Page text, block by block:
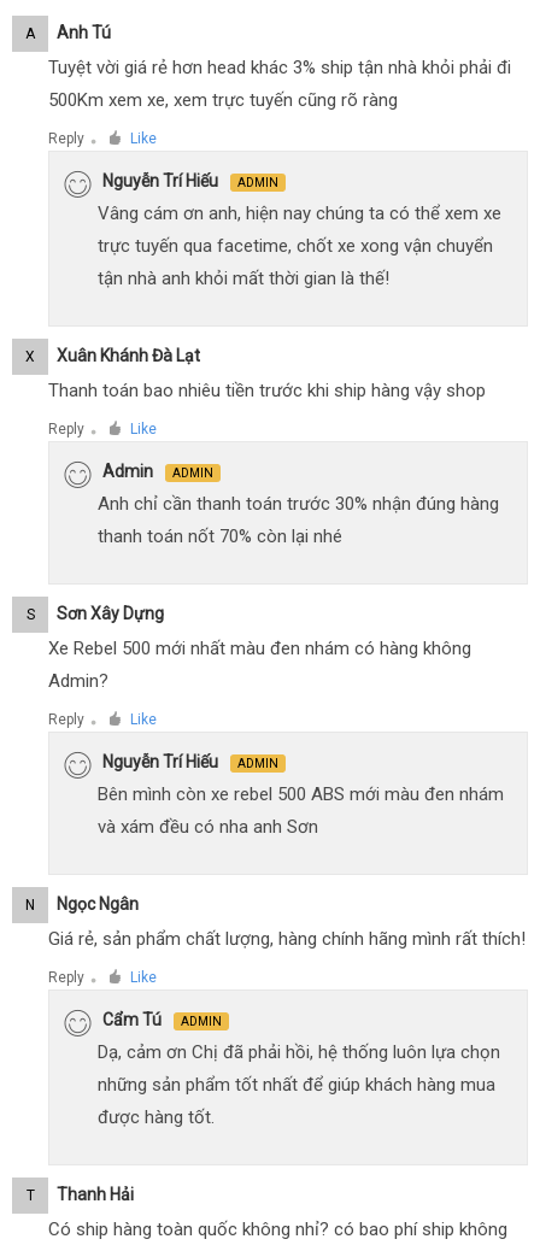
A Anh Tú
Tuyệt vời giá rẻ hơn head khác 3% ship tận nhà khỏi phải đi
500Km xem xe, xem trực tuyến cũng rõ ràng
Reply ● Like
Nguyễn Trí Hiếu ADMIN
Vâng cám ơn anh, hiện nay chúng ta có thể xem xe
trực tuyến qua facetime, chốt xe xong vận chuyển
tận nhà anh khỏi mất thời gian là thế!
X Xuân Khánh Đà Lạt
Thanh toán bao nhiêu tiền trước khi ship hàng vậy shop
Reply ● Like
Admin ADMIN
Anh chỉ cần thanh toán trước 30% nhận đúng hàng
thanh toán nốt 70% còn lại nhé
S Sơn Xây Dựng
Xe Rebel 500 mới nhất màu đen nhám có hàng không
Admin?
Reply ● Like
Nguyễn Trí Hiếu ADMIN
Bên mình còn xe rebel 500 ABS mới màu đen nhám
và xám đều có nha anh Sơn
N Ngọc Ngân
Giá rẻ, sản phẩm chất lượng, hàng chính hãng mình rất thích!
Reply ● Like
Cẩm Tú ADMIN
Dạ, cảm ơn Chị đã phải hồi, hệ thống luôn lựa chọn
những sản phẩm tốt nhất để giúp khách hàng mua
được hàng tốt.
T Thanh Hải
Có ship hàng toàn quốc không nhỉ? có bao phí ship không